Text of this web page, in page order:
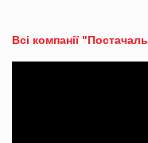
Всі компанії